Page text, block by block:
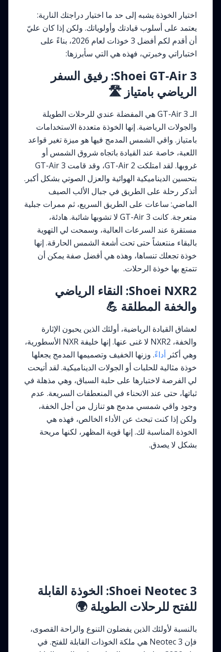
اختيار الخوذة يشبه إلى حد ما اختيار دراجتك النارية:
يعتمد على أسلوب قيادتك وأولوياتك. ولكن إذا كان عليّ
أن أقدم لكم أفضل 3 خوذات لعام 2026، بناءً على
اختباراتي وخبرتي، فهذه هي التي سأبرزها:
Shoei GT-Air 3: رفيق السفر
الرياضي بامتياز 🛣️
الـ GT-Air 3 هي المفضلة عندي للرحلات الطويلة
والجولات الرياضية. إنها الخوذة متعددة الاستخدامات
بامتياز. واقي الشمس المدمج فيها هو ميزة تغير قواعد
اللعبة، خاصة عند القيادة باتجاه شروق الشمس أو
غروبها. لقد امتلكت GT-Air 2، وقد قامت GT-Air 3
بتحسين الديناميكية الهوائية والعزل الصوتي بشكل أكبر.
أتذكر رحلة على الطريق في جبال الألب الصيف
الماضي: ساعات على الطريق السريع، ثم ممرات جبلية
متعرجة. كانت GT-Air 3 لا تشوبها شائبة. هادئة،
مستقرة عند السرعات العالية، وسمحت لي التهوية
بالبقاء منتعشاً حتى تحت أشعة الشمس الحارقة. إنها
خوذة تجعلك تنساها، وهذه هي أفضل صفة يمكن أن
تتمتع بها خوذة الرحلات.
Shoei NXR2: النقاء الرياضي
والخفة المطلقة 💪
لعشاق القيادة الرياضية، أولئك الذين يحبون الإثارة
والخفة، NXR2 لا غنى عنها. إنها خليفة NXR الأسطورية،
وهي أكثر أداءً. وزنها الخفيف وتصميمها المدمج يجعلها
خوذة مثالية للحلبات أو الجولات الديناميكية. لقد أتيحت
لي الفرصة لاختبارها على حلبة السباق، وهي مذهلة في
ثباتها، حتى عند الانحناء في المنعطفات السريعة. عدم
وجود واقي شمسي مدمج هو تنازل من أجل الخفة،
ولكن إذا كنت تبحث عن الأداء الخالص، فهذه هي
الخوذة المناسبة لك. إنها قوية المظهر، لكنها مريحة
بشكل لا يصدق.
Shoei Neotec 3: الخوذة القابلة
للفتح للرحلات الطويلة 🌍
بالنسبة لأولئك الذين يفضلون التنوع والراحة القصوى،
فإن Neotec 3 هي ملكة الخوذات القابلة للفتح. في